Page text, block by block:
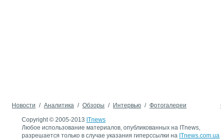
Новости / Аналитика / Обзоры / Интервью / Фотогалереи
Copyright © 2005-2013 ITnews
Любое использование материалов, опубликованных на ITnews,
разрешается только в случае указания гиперссылки на ITnews.com.ua